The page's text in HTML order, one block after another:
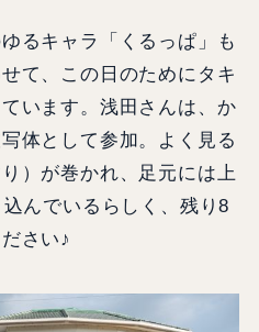
るキャラ「くるっぱ」も
て、この日のためにタキ
います。浅田さんは、か
体として参加。よく見る
）が巻かれ、足元には上
んでいるらしく、残り8
ださい♪